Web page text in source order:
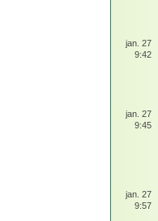
jan. 27
9:42
jan. 27
9:45
jan. 27
9:57